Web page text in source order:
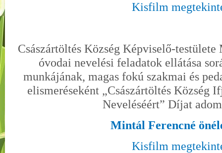
Kisfilm
Császártöltés Község Képviselő-testülete
óvodai nevelési feladatok ellátása
munkájának, magas fokú szakmai és
elismeréseként „Császártöltés Község
Neveléséért” Díjat
Mintál Ferencné
Kisfilm